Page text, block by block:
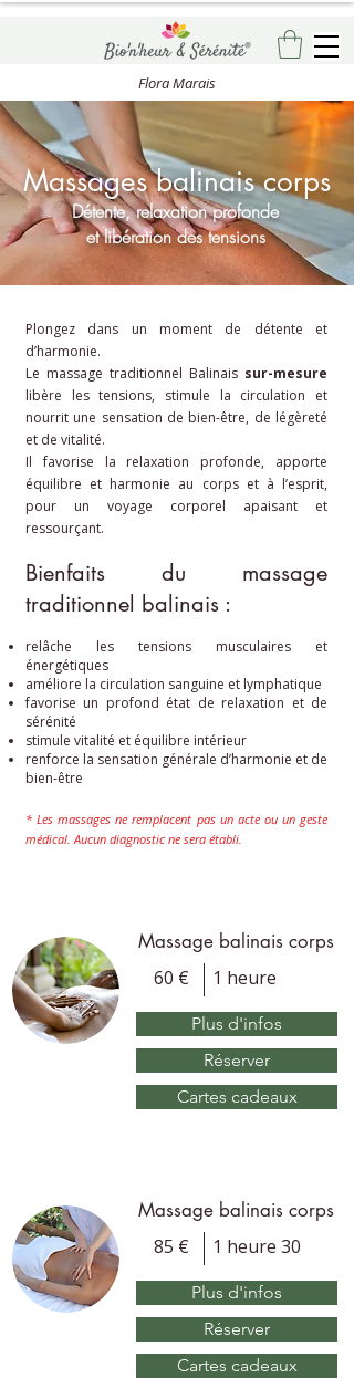
Flora Marais
Massages balinais corps
Détente, relaxation profonde
et libération des tensions
Plongez dans un moment de détente et
d’harmonie.
Le massage traditionnel Balinais sur-mesure
libère les tensions, stimule la circulation et
nourrit une sensation de bien-être, de légèreté
et de vitalité.
Il favorise la relaxation profonde, apporte
équilibre et harmonie au corps et à l’esprit,
pour un voyage corporel apaisant et
ressourçant.
Bienfaits du massage
traditionnel balinais :
relâche les tensions musculaires et
énergétiques
améliore la circulation sanguine et lymphatique
favorise un profond état de relaxation et de
sérénité
stimule vitalité et équilibre intérieur
renforce la sensation générale d’harmonie et de
bien-être
* Les massages ne remplacent pas un acte ou un geste
médical. Aucun diagnostic ne sera établi.
Massage balinais corps
60 €
1 heure
Plus d'infos
Réserver
Cartes cadeaux
Massage balinais corps
85 €
1 heure 30
Plus d'infos
Réserver
Cartes cadeaux